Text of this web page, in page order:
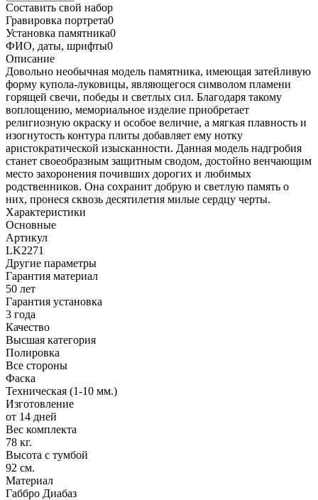
Составить свой набор
Гравировка портрета0
Установка памятника0
ФИО, даты, шрифты0
Описание
Довольно необычная модель памятника, имеющая затейливую
форму купола-луковицы, являющегося символом пламени
горящей свечи, победы и светлых сил. Благодаря такому
воплощению, мемориальное изделие приобретает
религиозную окраску и особое величие, а мягкая плавность и
изогнутость контура плиты добавляет ему нотку
аристократической изысканности. Данная модель надгробия
станет своеобразным защитным сводом, достойно венчающим
место захоронения почивших дорогих и любимых
родственников. Она сохранит добрую и светлую память о
них, пронеся сквозь десятилетия милые сердцу черты.
Характеристики
Основные
Артикул
LK2271
Другие параметры
Гарантия материал
50 лет
Гарантия установка
3 года
Качество
Высшая категория
Полировка
Все стороны
Фаска
Техническая (1-10 мм.)
Изготовление
от 14 дней
Вес комплекта
78 кг.
Высота с тумбой
92 см.
Материал
Габбро Диабаз